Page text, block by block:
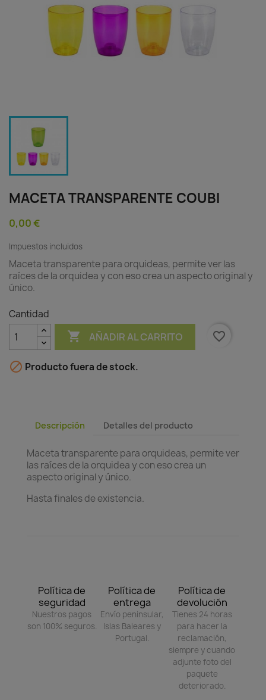
MACETA TRANSPARENTE COUBI
0,00 €
Impuestos incluidos
Maceta transparente para orquideas, permite ver las
raíces de la orquidea y con eso crea un aspecto original y
único.
Cantidad
 AÑADIR AL CARRITO favorite_border
 Producto fuera de stock.
Descripción Detalles del producto
Maceta transparente para orquideas, permite ver
las raíces de la orquidea y con eso crea un
aspecto original y único.
Hasta finales de existencia.
Política de
seguridad
Nuestros pagos
son 100% seguros.
Política de
entrega
Envío peninsular,
Islas Baleares y
Portugal.
Política de
devolución
Tienes 24 horas
para hacer la
reclamación,
siempre y cuando
adjunte foto del
paquete
deteriorado.